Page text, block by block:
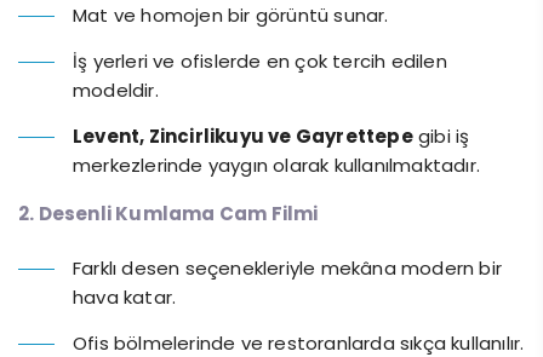
Mat ve homojen bir görüntü sunar.
İş yerleri ve ofislerde en çok tercih edilen
modeldir.
Levent, Zincirlikuyu ve Gayrettepegibi iş
merkezlerinde yaygın olarak kullanılmaktadır.
2. Desenli Kumlama Cam Filmi
Farklı desen seçenekleriyle mekâna modern bir
hava katar.
Ofis bölmelerinde ve restoranlarda sıkça kullanılır.